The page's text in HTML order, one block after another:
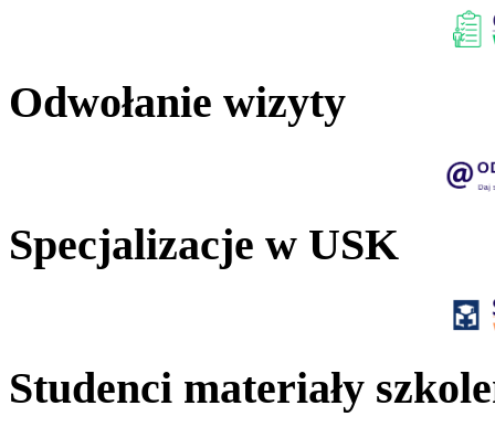
Odwołanie wizyty
Specjalizacje w USK
Studenci materiały